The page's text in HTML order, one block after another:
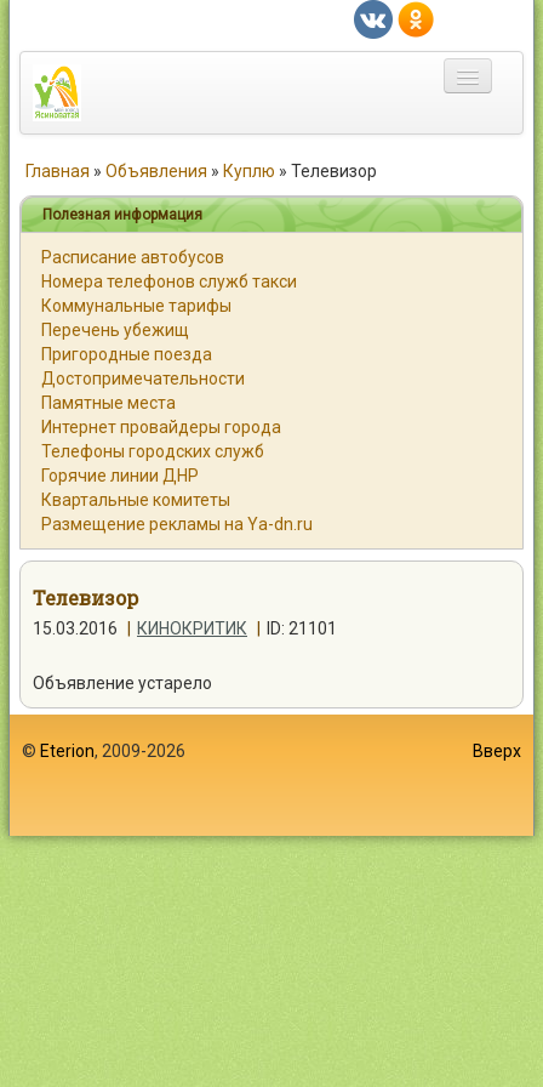
Город
Статьи
Каталог
Справочник
Работа
Объявления
Помощь
Контакты
Войти
Главная » Объявления » Куплю » Телевизор
Полезная информация
Расписание автобусов
Номера телефонов служб такси
Коммунальные тарифы
Перечень убежищ
Пригородные поезда
Достопримечательности
Памятные места
Интернет провайдеры города
Телефоны городских служб
Горячие линии ДНР
Квартальные комитеты
Размещение рекламы на Ya-dn.ru
Телевизор
15.03.2016 КИНОКРИТИК ID: 21101
Объявление устарело
© Eterion, 2009-2026 Вверх